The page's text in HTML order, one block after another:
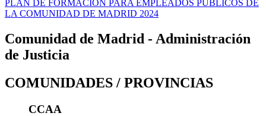
PLAN DE FORMACIÓN PARA EMPLEADOS PÚBLICOS DE
LA COMUNIDAD DE MADRID 2024
Comunidad de Madrid - Administración
de Justicia
COMUNIDADES / PROVINCIAS
CCAA